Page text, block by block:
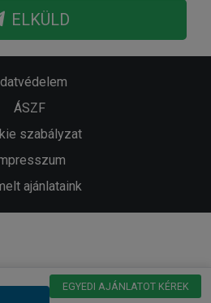
EGYEDI AJÁNLATOT KÉREK
ELKÜLD
ÁSZF
szabályzat
ajánlataink